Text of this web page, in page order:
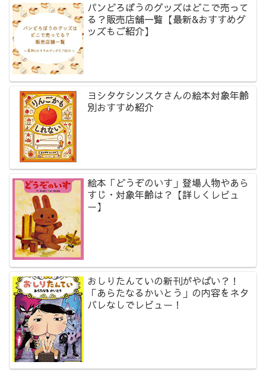
パンどろぼうのグッズはどこで売って
る？販売店舗一覧【最新&おすすめグ
ッズもご紹介】
ヨシタケシンスケさんの絵本対象年齢
別おすすめ紹介
絵本「どうぞのいす」登場人物やあら
すじ・対象年齢は？【詳しくレビュ
ー】
おしりたんていの新刊がやばい？！
「あらたなるかいとう」の内容をネタ
バレなしでレビュー！